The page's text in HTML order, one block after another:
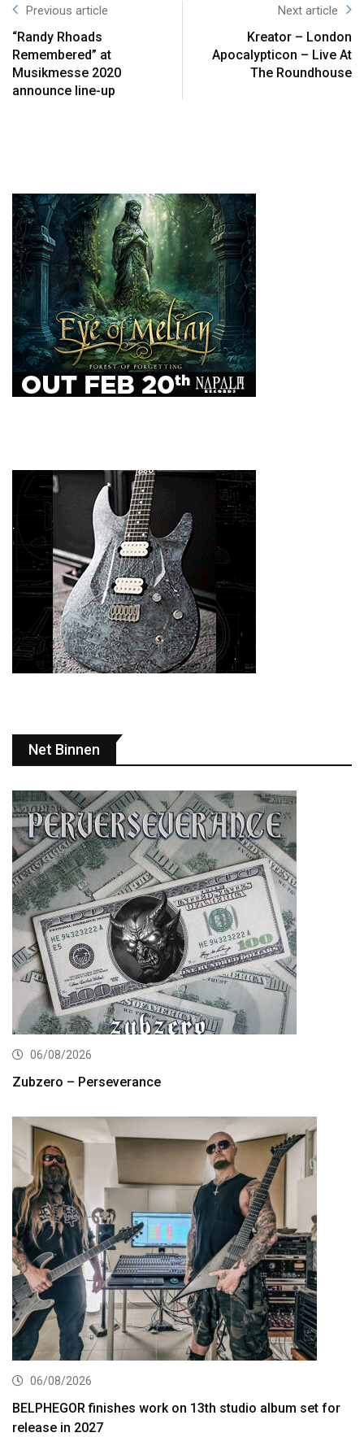
Previous article
“Randy Rhoads
Remembered” at
Musikmesse 2020
announce line-up
Next article
Kreator – London
Apocalypticon – Live At
The Roundhouse
Net Binnen
06/08/2026
Zubzero – Perseverance
06/08/2026
BELPHEGOR finishes work on 13th studio album set for
release in 2027